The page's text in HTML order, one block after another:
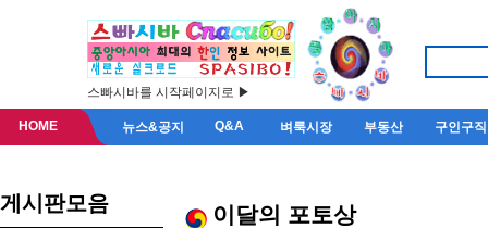
스빠시바를 시작페이지로 ▶
HOME 뉴스&공지 Q&A 벼룩시장 부동산 구인구직
게시판모음 이달의 포토상